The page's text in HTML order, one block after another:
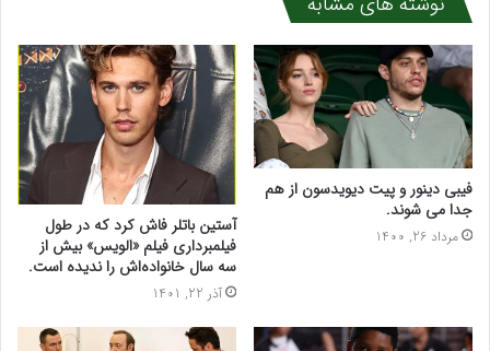
فیبی دینور و پیت دیویدسون از هم
جدا می شوند.
مرداد 26, 1400
آستین باتلر فاش کرد که در طول
فیلمبرداری فیلم «الویس» بیش از
سه سال خانواده‌اش را ندیده است.
آذر 22, 1401